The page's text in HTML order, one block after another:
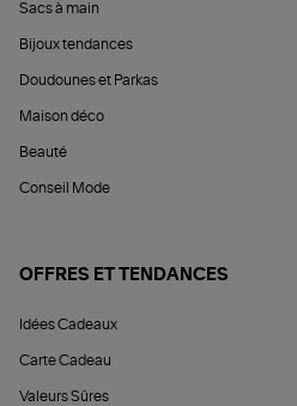
Sacs à main
Bijoux tendances
Doudounes et Parkas
Maison déco
Beauté
Conseil Mode
OFFRES ET TENDANCES
Idées Cadeaux
Carte Cadeau
Valeurs Sûres